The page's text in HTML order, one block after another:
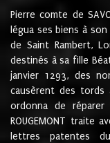
Pierre comte de
légua ses biens à
de Saint Rambert,
destinés à sa fille
janvier 1293, des
causèrent des tords
ordonna de réparer
ROUGEMONT traite
lettres patentes